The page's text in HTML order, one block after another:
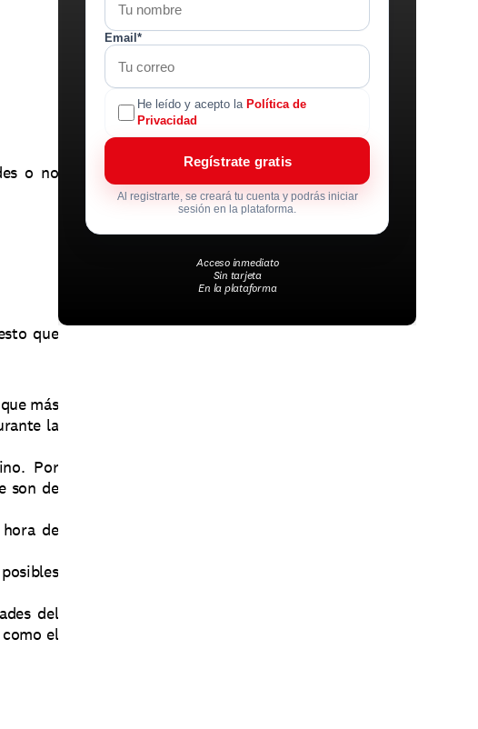
o no
que
más
la
Por
son de
de
del
el
Email*
He leído y acepto la Política de
Privacidad
Regístrate gratis
Al registrarte, se creará tu cuenta y podrás iniciar
sesión en la plataforma.
Acceso inmediato
Sin tarjeta
En la plataforma